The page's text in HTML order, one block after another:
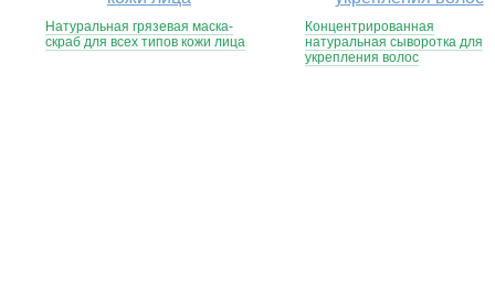
Натуральная грязевая маска-
скраб для всех типов кожи лица
Концентрированная
натуральная сыворотка для
укрепления волос